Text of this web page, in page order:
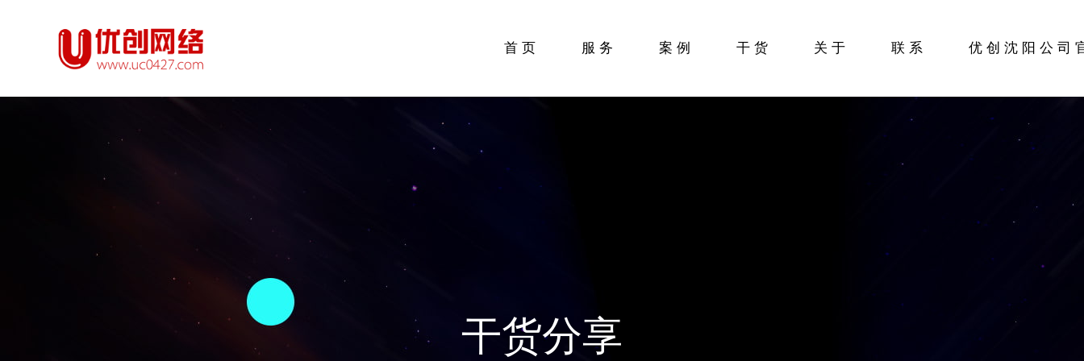
首页 服务 案例 干货 关于 联系 优创沈阳公司
干货分享